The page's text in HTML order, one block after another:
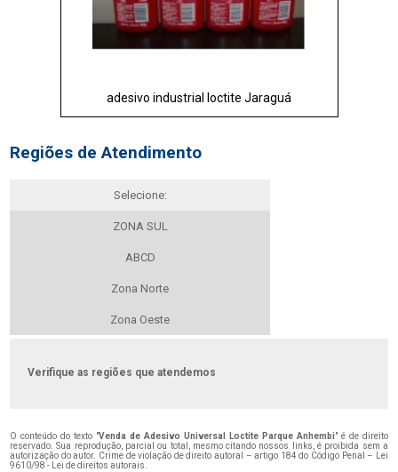
adesivo industrial loctite Jaraguá
Regiões de Atendimento
Selecione:
ZONA SUL
ABCD
Zona Norte
Zona Oeste
Verifique as regiões que atendemos
O conteúdo do texto "Venda de Adesivo Universal Loctite Parque Anhembi" é de direito
reservado. Sua reprodução, parcial ou total, mesmo citando nossos links, é proibida sem a
autorização do autor. Crime de violação de direito autoral – artigo 184 do Código Penal – Lei
9610/98 - Lei de direitos autorais.